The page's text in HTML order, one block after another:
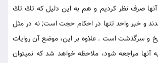
صرف نظر كرديم و هم به اين دليل كه تك تك
و خبر واحد تنها در احكام حجت است; نه در مثل
و سرگذشت است . علاوه بر اين، موضع آن روايات
آنها مراجعه شود، ملاحظه خواهد شد كه نميتوان